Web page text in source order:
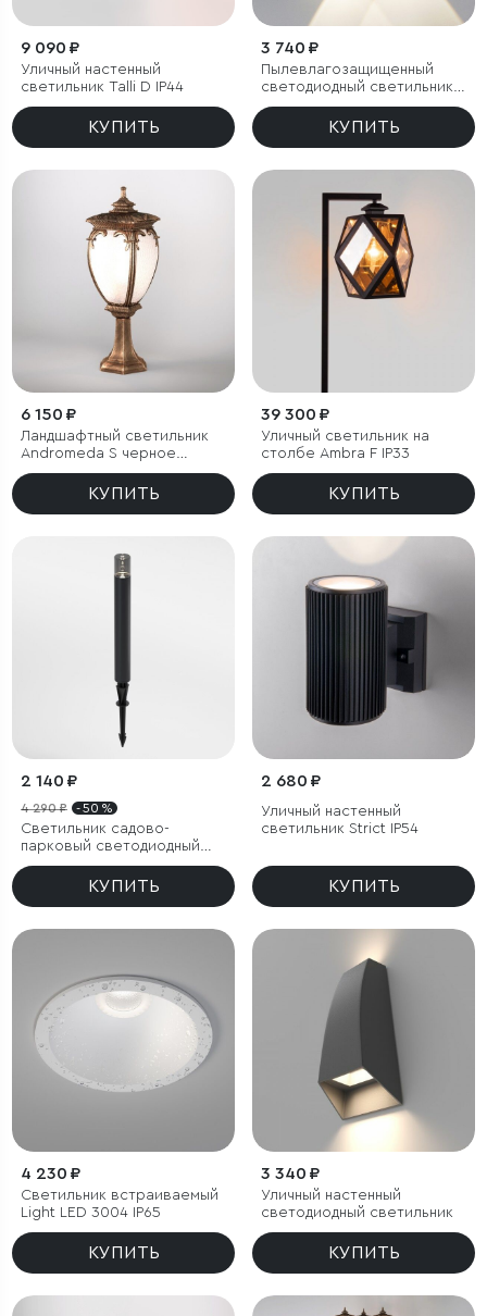
9 090 ₽
Уличный настенный
светильник Talli D IP44
КУПИТЬ
3 740 ₽
Пылевлагозащищенный
светодиодный светильник
Twinky Double серый IP54
КУПИТЬ
6 150 ₽
Ландшафтный светильник
Andromeda S черное
золото IP44
КУПИТЬ
39 300 ₽
Уличный светильник на
столбе Ambra F IP33
КУПИТЬ
2 140 ₽
4 290 ₽ - 50 %
Светильник садово-
парковый светодиодный
Hidden черный
КУПИТЬ
2 680 ₽
Уличный настенный
светильник Strict IP54
КУПИТЬ
4 230 ₽
Светильник встраиваемый
Light LED 3004 IP65
КУПИТЬ
3 340 ₽
Уличный настенный
светодиодный светильник
КУПИТЬ